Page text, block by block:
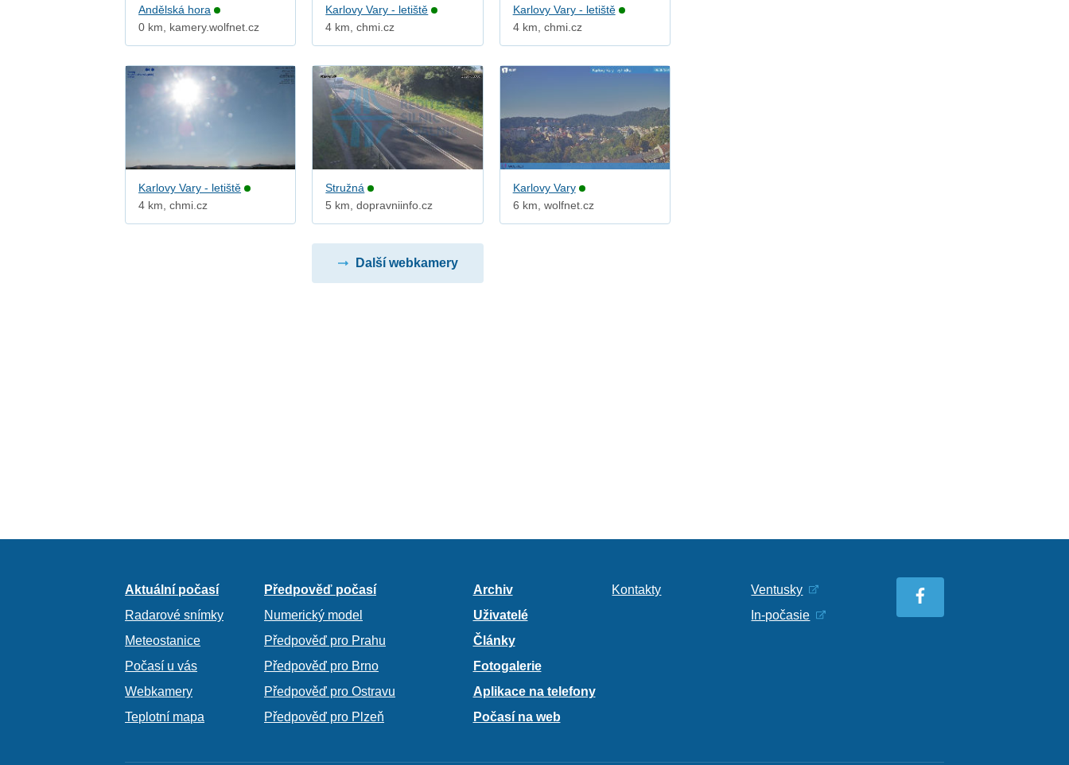
Andělská hora
0 km, kamery.wolfnet.cz
Karlovy Vary - letiště
4 km, chmi.cz
Karlovy Vary - letiště
4 km, chmi.cz
Karlovy Vary - letiště
4 km, chmi.cz
Stružná
5 km, dopravniinfo.cz
Karlovy Vary
6 km, wolfnet.cz
Další webkamery
Aktuální počasí
Radarové snímky
Meteostanice
Počasí u vás
Webkamery
Teplotní mapa
Předpověď počasí
Numerický model
Předpověď pro Prahu
Předpověď pro Brno
Předpověď pro Ostravu
Předpověď pro Plzeň
Archiv
Uživatelé
Články
Fotogalerie
Aplikace na telefony
Počasí na web
Kontakty
Ventusky
In-počasie